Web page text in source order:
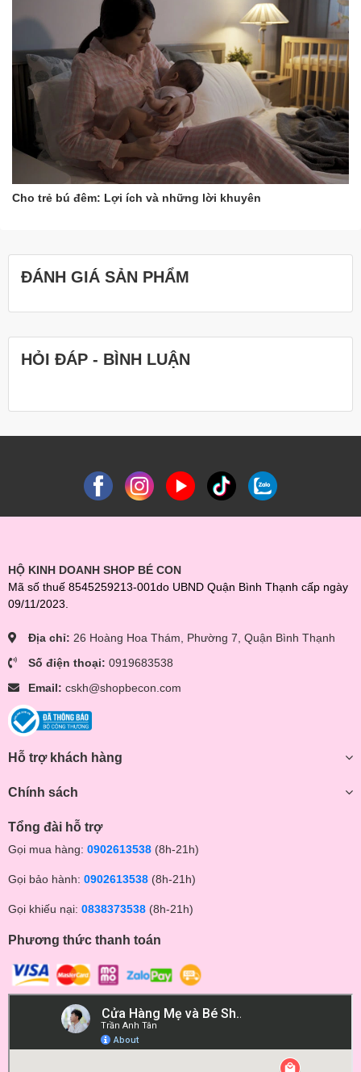
Cho trẻ bú đêm: Lợi ích và những lời khuyên
ĐÁNH GIÁ SẢN PHẨM
HỎI ĐÁP - BÌNH LUẬN
HỘ KINH DOANH SHOP BÉ CON
Mã số thuế 8545259213-001do UBND Quận Bình Thạnh cấp ngày
09/11/2023.
Địa chỉ: 26 Hoàng Hoa Thám, Phường 7, Quận Bình Thạnh
Số điện thoại: 0919683538
Email: cskh@shopbecon.com
Hỗ trợ khách hàng
Chính sách
Tổng đài hỗ trợ
Gọi mua hàng: 0902613538 (8h-21h)
Gọi bảo hành: 0902613538 (8h-21h)
Gọi khiếu nại: 0838373538 (8h-21h)
Phương thức thanh toán